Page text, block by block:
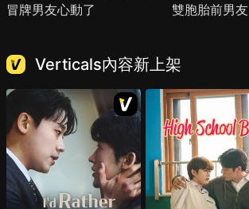
冒牌男友心動了 雙胞胎前男友
Verticals內容新上架